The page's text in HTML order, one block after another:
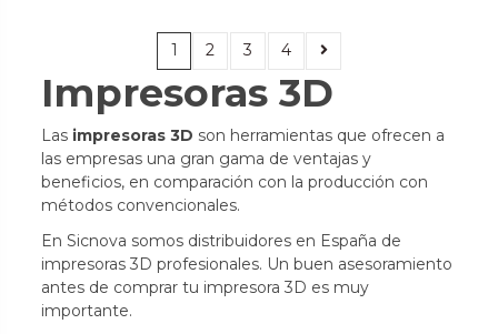
1 2 3 4
Impresoras 3D
Las impresoras 3D son herramientas que ofrecen a
las empresas una gran gama de ventajas y
beneficios, en comparación con la producción con
métodos convencionales.
En Sicnova somos distribuidores en España de
impresoras 3D profesionales. Un buen asesoramiento
antes de comprar tu impresora 3D es muy
importante.